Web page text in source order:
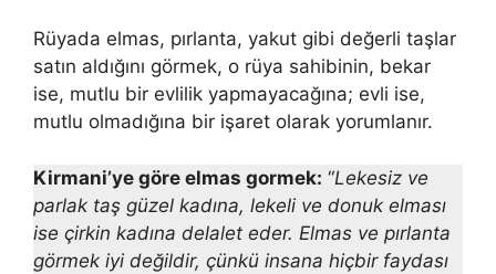
Rüyada elmas, pırlanta, yakut gibi değerli taşlar
satın aldığı­nı görmek, o rüya sahibinin, bekar
ise, mutlu bir evlilik yap­mayacağına; evli ise,
mutlu olmadığına bir işaret olarak yo­rumlanır.
Kirmani’ye göre elmas gormek: “Lekesiz ve
parlak taş güzel kadına, lekeli ve donuk elması
ise çirkin kadına delalet eder. Elmas ve pırlanta
görmek iyi değildir, çünkü insa­na hiçbir faydası